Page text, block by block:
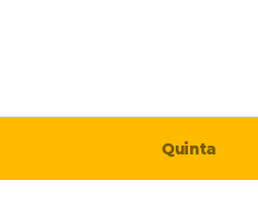
Quinta